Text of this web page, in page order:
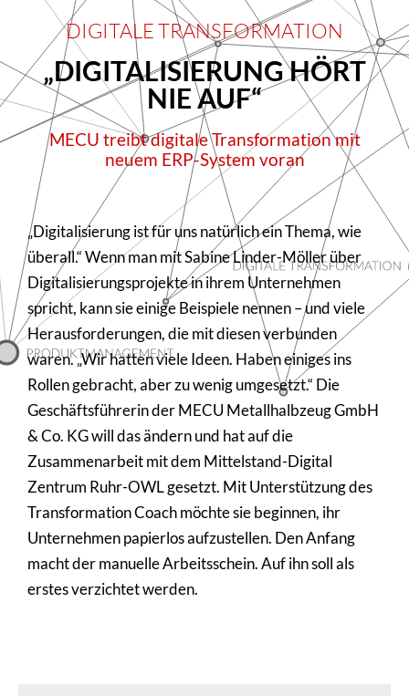
DIGITALE TRANSFORMATION
„DIGITALISIERUNG HÖRT
NIE AUF“
MECU treibt digitale Transformation mit
neuem ERP-System voran
„Digitalisierung ist für uns natürlich ein Thema, wie
überall.“ Wenn man mit Sabine Linder-Möller über
Digitalisierungsprojekte in ihrem Unternehmen
spricht, kann sie einige Beispiele nennen – und viele
Herausforderungen, die mit diesen verbunden
waren. „Wir hatten viele Ideen. Haben einiges ins
Rollen gebracht, aber zu wenig umgesetzt.“ Die
Geschäftsführerin der MECU Metallhalbzeug GmbH
& Co. KG will das ändern und hat auf die
Zusammenarbeit mit dem Mittelstand-Digital
Zentrum Ruhr-OWL gesetzt. Mit Unterstützung des
Transformation Coach möchte sie beginnen, ihr
Unternehmen papierlos aufzustellen. Den Anfang
macht der manuelle Arbeitsschein. Auf ihn soll als
erstes verzichtet werden.